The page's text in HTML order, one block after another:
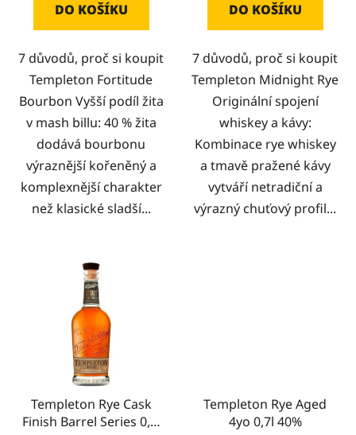
DO KOŠÍKU
7 důvodů, proč si koupit
Templeton Fortitude
Bourbon Vyšší podíl žita
v mash billu: 40 % žita
dodává bourbonu
výraznější kořeněný a
komplexnější charakter
než klasické sladší...
DO KOŠÍKU
7 důvodů, proč si koupit
Templeton Midnight Rye
Originální spojení
whiskey a kávy:
Kombinace rye whiskey
a tmavě pražené kávy
vytváří netradiční a
výrazný chuťový profil...
Templeton Rye Cask
Finish Barrel Series 0,7l
Templeton Rye Aged
4yo 0,7l 40%